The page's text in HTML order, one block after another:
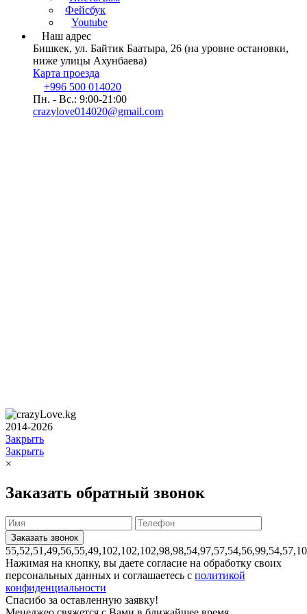
Фейсбук
Youtube
Наш адрес
Бишкек, ул. Байтик Баатыра, 26 (на уровне остановки,
ниже улицы Ахунбаева)
Карта проезда
+996 500 014020
Пн. - Вс.: 9:00-21:00
crazylove014020@gmail.com
2014-2026
Закрыть
Закрыть
×
Заказать обратный звонок
Нажимая на кнопку, вы даете согласие на обработку своих
персональных данных и соглашаетесь с политикой
конфиденциальности
Спасибо за оставленную заявку!